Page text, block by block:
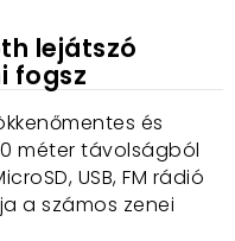
lejátszó
fogsz
és
méter távolságból
USB, FM rádió
a számos zenei